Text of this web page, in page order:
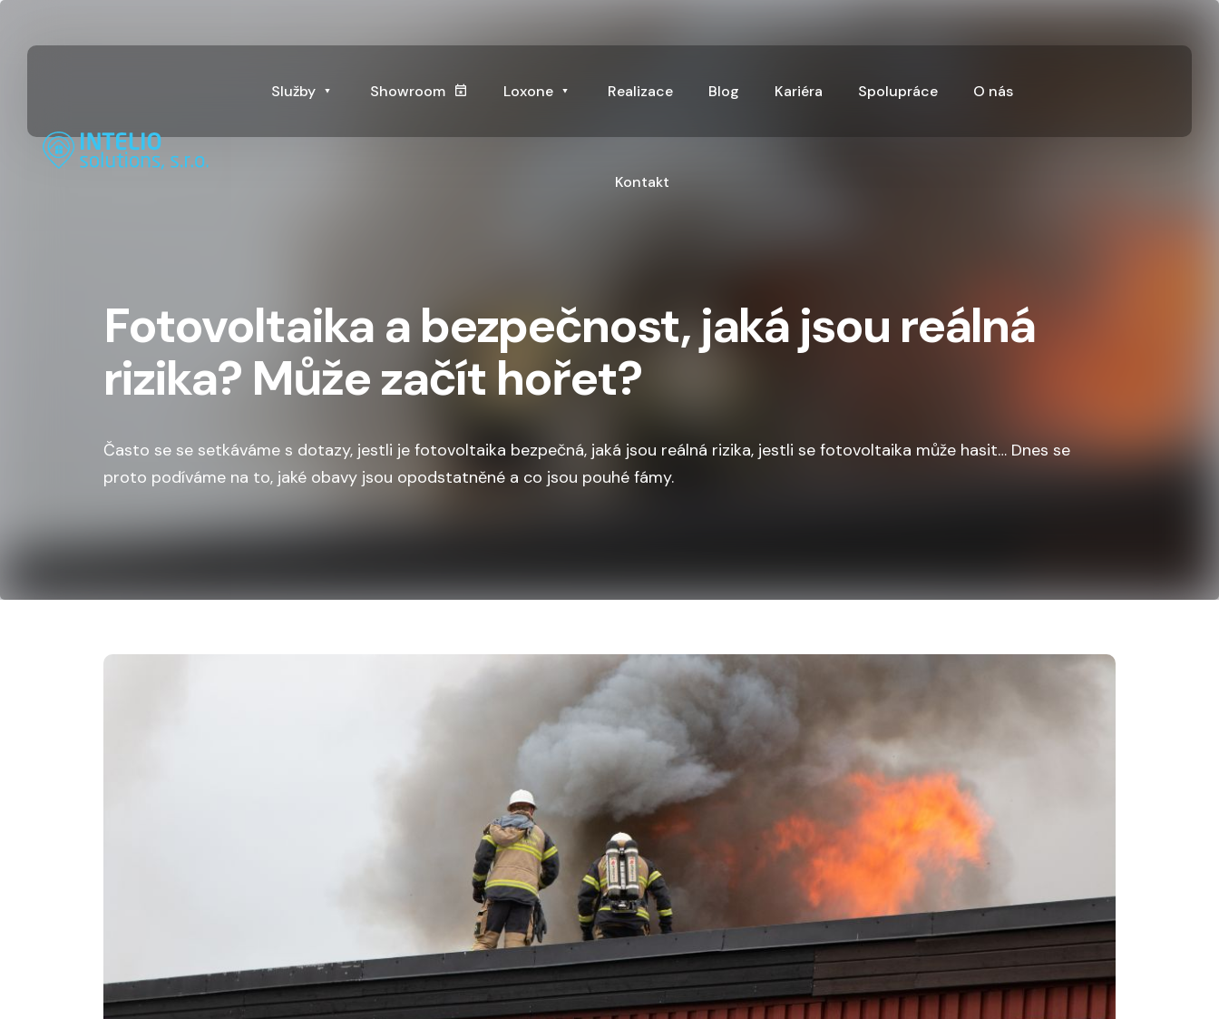
Služby Showroom Loxone Realizace Blog Kariéra Spolupráce O nás
Kontakt
Fotovoltaika a bezpečnost, jaká jsou reálná
rizika? Může začít hořet?
Často se se setkáváme s dotazy, jestli je fotovoltaika bezpečná, jaká jsou reálná rizika, jestli se fotovoltaika může hasit… Dnes se
proto podíváme na to, jaké obavy jsou opodstatněné a co jsou pouhé fámy.